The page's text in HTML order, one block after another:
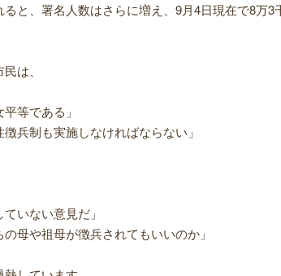
と、署名人数はさらに増え、9月4日現在で8万3
は、
等である」
兵制も実施しなければならない」
いない意見だ」
母や祖母が徴兵されてもいいのか」